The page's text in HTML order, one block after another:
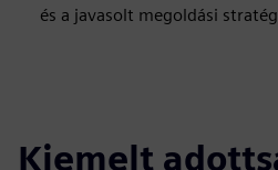
és a javasolt megoldási
Kiemelt